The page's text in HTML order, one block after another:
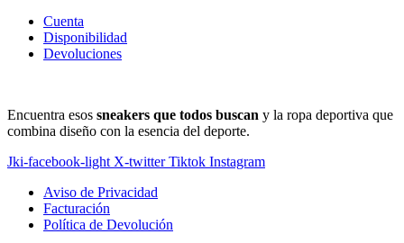
Cuenta
Disponibilidad
Devoluciones
Encuentra esos sneakers que todos buscan y la ropa deportiva que
combina diseño con la esencia del deporte.
Jki-facebook-light X-twitter Tiktok Instagram
Aviso de Privacidad
Facturación
Política de Devolución